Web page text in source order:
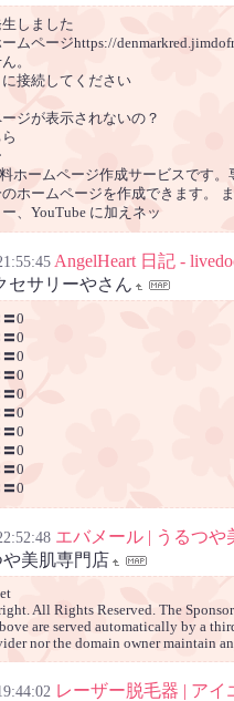
しました
ムページhttps://
。
接続してください
ジが表示されないの？
ホームページ作成サービスです。
ホームページを作成できます。
、YouTube に加えネッ
AngelHeart 日記 -
セサリーやさん
0
0
0
0
0
0
0
0
0
0
エバメール | うるつや
や美肌専門店
All Rights Reserved. The
are served automatically by a
nor the domain owner maintain
レーザー脱毛器 | アイ